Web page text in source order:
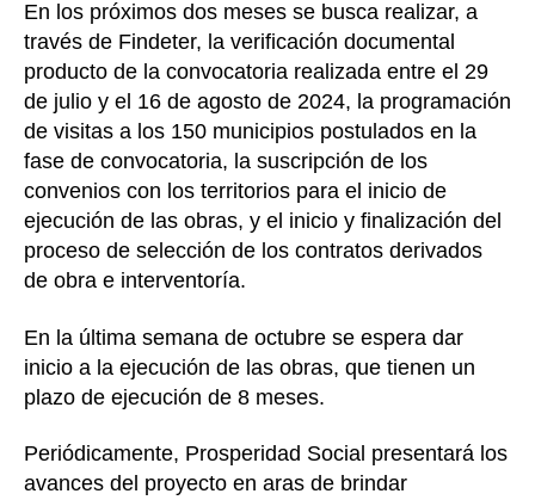
En los próximos dos meses se busca realizar, a
través de Findeter, la verificación documental
producto de la convocatoria realizada entre el 29
de julio y el 16 de agosto de 2024, la programación
de visitas a los 150 municipios postulados en la
fase de convocatoria, la suscripción de los
convenios con los territorios para el inicio de
ejecución de las obras, y el inicio y finalización del
proceso de selección de los contratos derivados
de obra e interventoría.
En la última semana de octubre se espera dar
inicio a la ejecución de las obras, que tienen un
plazo de ejecución de 8 meses.
Periódicamente, Prosperidad Social presentará los
avances del proyecto en aras de brindar